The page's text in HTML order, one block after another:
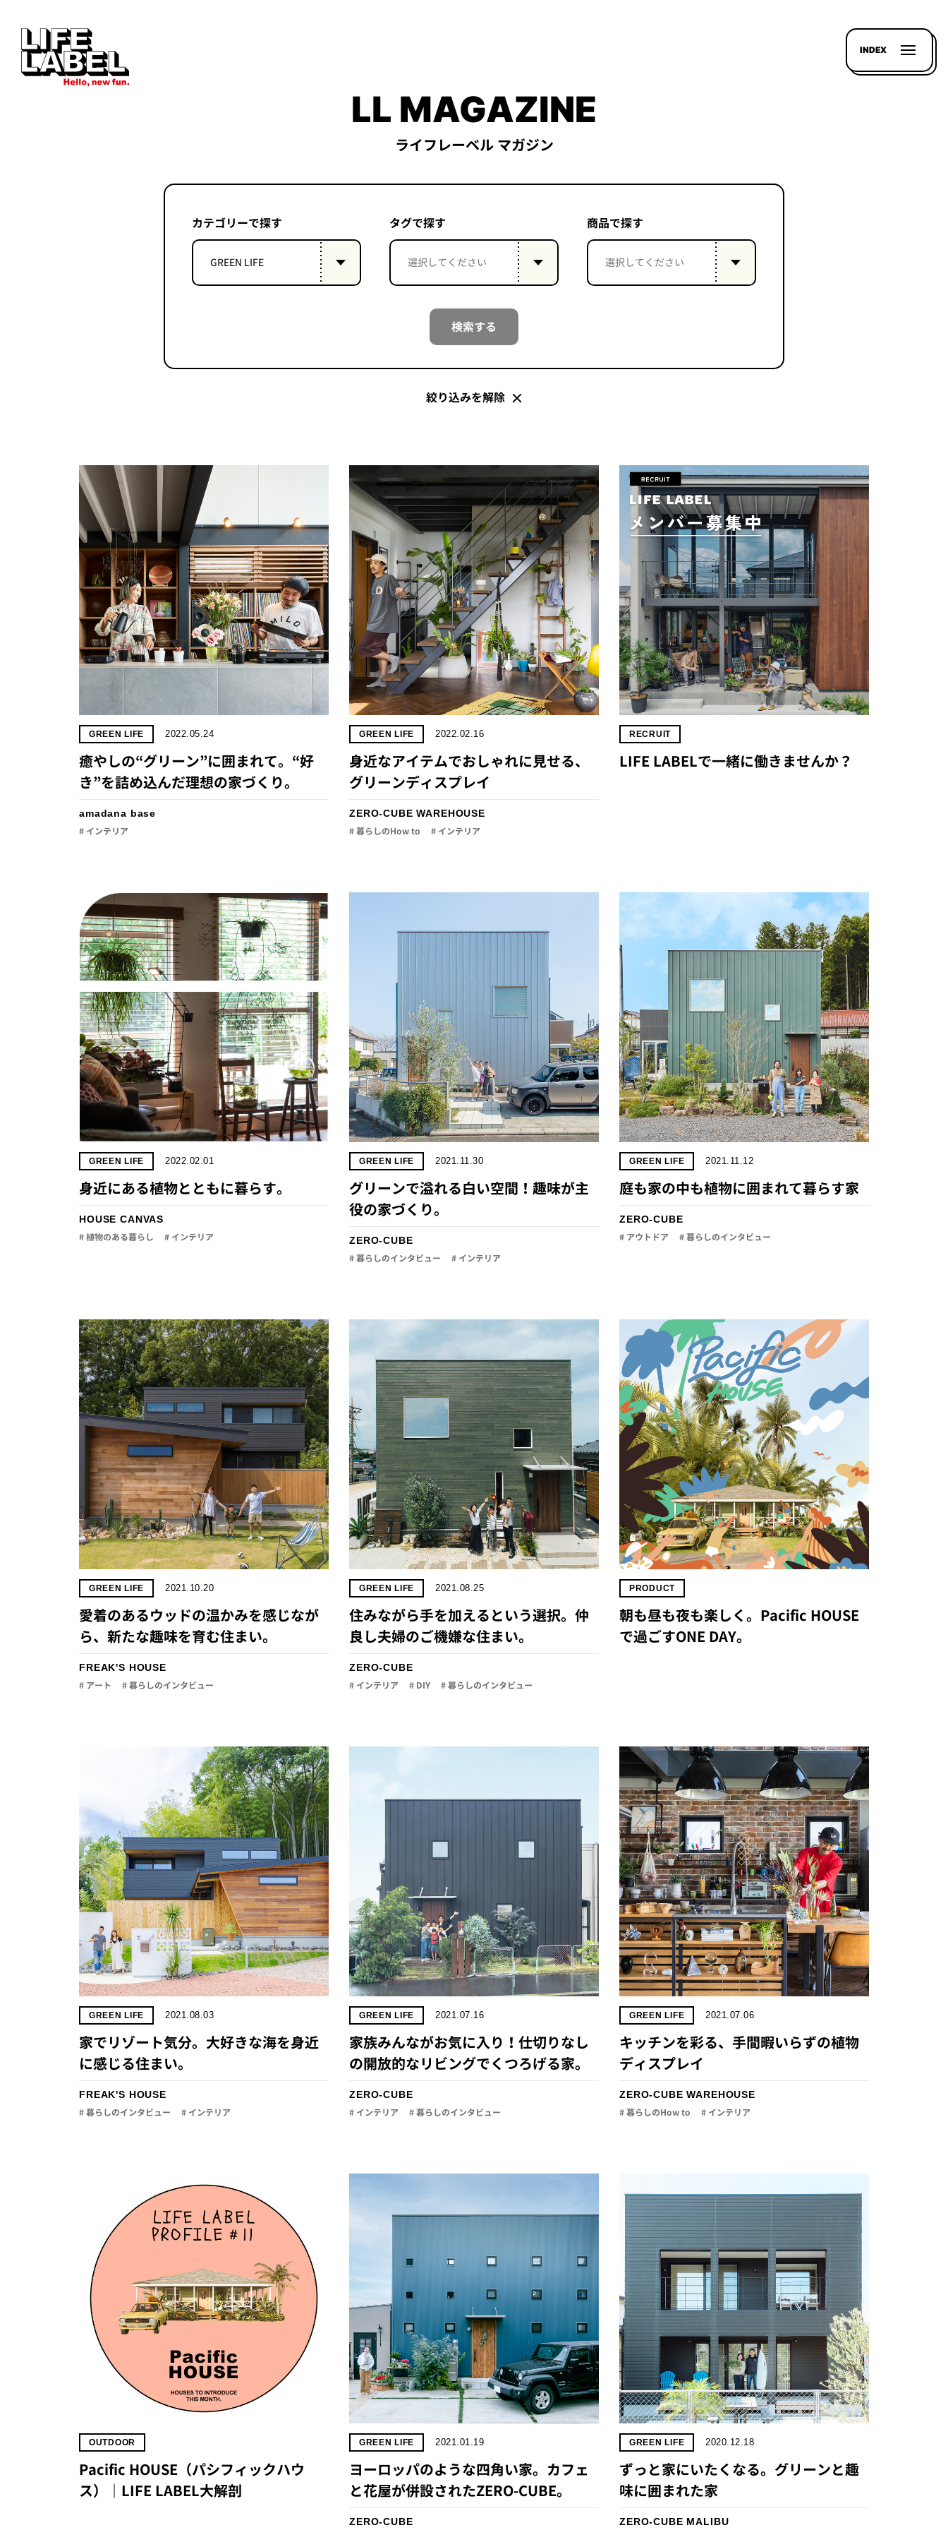
INDEX
LL MAGAZINE
ライフレーベル マガジン
カテゴリーで探す
GREEN LIFE
タグで探す 商品で探す
検索する
絞り込みを解除
GREEN LIFE 2022.05.24
癒やしの“グリーン”に囲まれて。“好
き”を詰め込んだ理想の家づくり。
amadana base
# インテリア
GREEN LIFE 2022.02.16
身近なアイテムでおしゃれに見せる、
グリーンディスプレイ
ZERO-CUBE WAREHOUSE
# 暮らしのHow to # インテリア
RECRUIT
LIFE LABELで一緒に働きませんか？
GREEN LIFE 2022.02.01
身近にある植物とともに暮らす。
HOUSE CANVAS
# 植物のある暮らし # インテリア
GREEN LIFE 2021.11.30
グリーンで溢れる白い空間！趣味が主
役の家づくり。
ZERO-CUBE
# 暮らしのインタビュー # インテリア
GREEN LIFE 2021.11.12
庭も家の中も植物に囲まれて暮らす家
ZERO-CUBE
# アウトドア # 暮らしのインタビュー
GREEN LIFE 2021.10.20
愛着のあるウッドの温かみを感じなが
ら、新たな趣味を育む住まい。
FREAK'S HOUSE
# アート # 暮らしのインタビュー
GREEN LIFE 2021.08.25
住みながら手を加えるという選択。仲
良し夫婦のご機嫌な住まい。
ZERO-CUBE
# インテリア # DIY # 暮らしのインタビュー
PRODUCT
朝も昼も夜も楽しく。Pacific HOUSE
で過ごすONE DAY。
GREEN LIFE 2021.08.03
家でリゾート気分。大好きな海を身近
に感じる住まい。
FREAK'S HOUSE
# 暮らしのインタビュー # インテリア
GREEN LIFE 2021.07.16
家族みんながお気に入り！仕切りなし
の開放的なリビングでくつろげる家。
ZERO-CUBE
# インテリア # 暮らしのインタビュー
GREEN LIFE 2021.07.06
キッチンを彩る、手間暇いらずの植物
ディスプレイ
ZERO-CUBE WAREHOUSE
# 暮らしのHow to # インテリア
OUTDOOR
Pacific HOUSE（パシフィックハウ
ス）｜LIFE LABEL大解剖
GREEN LIFE 2021.01.19
ヨーロッパのような四角い家。カフェ
と花屋が併設されたZERO-CUBE。
ZERO-CUBE
GREEN LIFE 2020.12.18
ずっと家にいたくなる。グリーンと趣
味に囲まれた家
ZERO-CUBE MALIBU